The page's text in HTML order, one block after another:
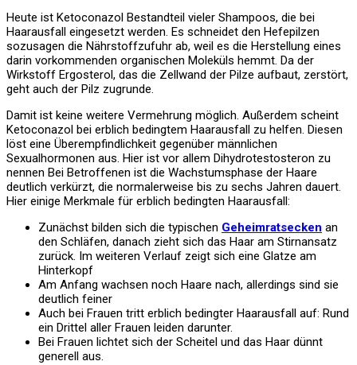
Heute ist Ketoconazol Bestandteil vieler Shampoos, die bei
Haarausfall eingesetzt werden. Es schneidet den Hefepilzen
sozusagen die Nährstoffzufuhr ab, weil es die Herstellung eines
darin vorkommenden organischen Moleküls hemmt. Da der
Wirkstoff Ergosterol, das die Zellwand der Pilze aufbaut, zerstört,
geht auch der Pilz zugrunde.
Damit ist keine weitere Vermehrung möglich. Außerdem scheint
Ketoconazol bei erblich bedingtem Haarausfall zu helfen. Diesen
löst eine Überempfindlichkeit gegenüber männlichen
Sexualhormonen aus. Hier ist vor allem Dihydrotestosteron zu
nennen Bei Betroffenen ist die Wachstumsphase der Haare
deutlich verkürzt, die normalerweise bis zu sechs Jahren dauert.
Hier einige Merkmale für erblich bedingten Haarausfall:
Zunächst bilden sich die typischen Geheimratsecken an
den Schläfen, danach zieht sich das Haar am Stirnansatz
zurück. Im weiteren Verlauf zeigt sich eine Glatze am
Hinterkopf
Am Anfang wachsen noch Haare nach, allerdings sind sie
deutlich feiner
Auch bei Frauen tritt erblich bedingter Haarausfall auf: Rund
ein Drittel aller Frauen leiden darunter.
Bei Frauen lichtet sich der Scheitel und das Haar dünnt
generell aus.